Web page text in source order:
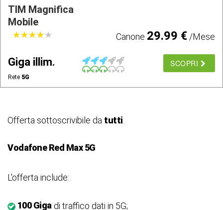
TIM Magnifica
Mobile
★★★★★
★★★★★ Canone 29.99 €/Mese
Giga illim.
Rete 5G
SCOPRI
Offerta sottoscrivibile da tutti
Vodafone Red Max 5G
L'offerta include:
100 Gigadi traffico dati in 5G;